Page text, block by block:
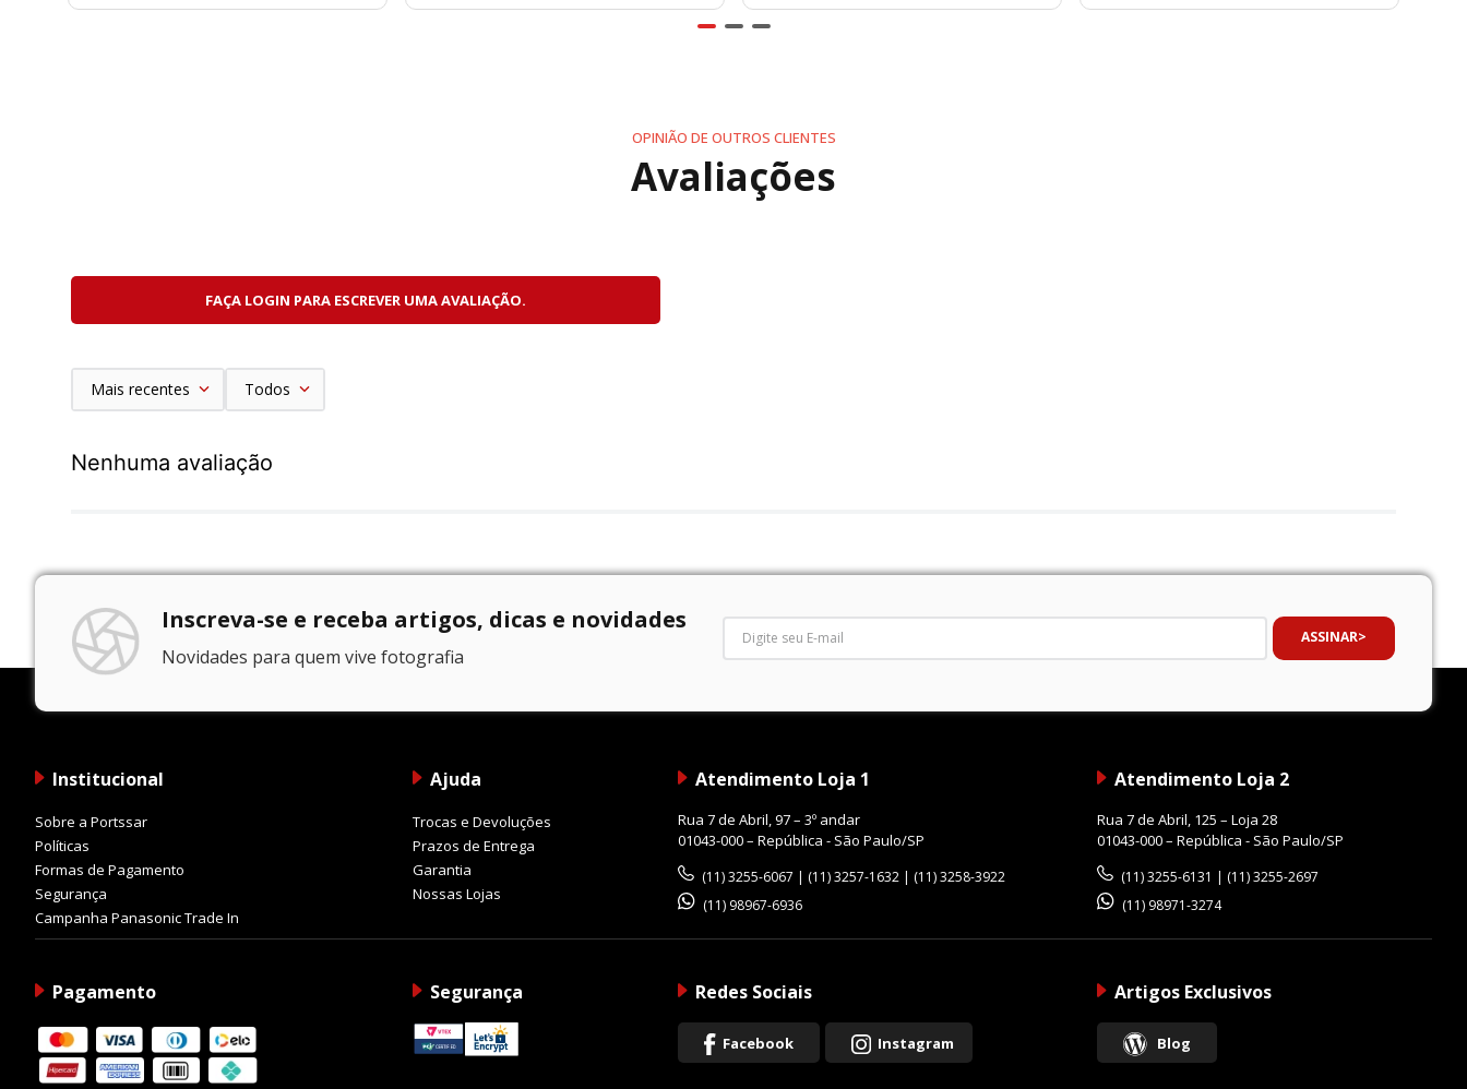
OPINIÃO DE OUTROS CLIENTES
Avaliações
FAÇA LOGIN PARA ESCREVER UMA AVALIAÇÃO.
Mais recentes Todos
Nenhuma avaliação
Inscreva-se e receba artigos, dicas e novidades
Novidades para quem vive fotografia
ASSINAR
Institucional
Sobre a Portssar
Políticas
Formas de Pagamento
Segurança
Campanha Panasonic Trade In
Ajuda
Trocas e Devoluções
Prazos de Entrega
Garantia
Nossas Lojas
Atendimento Loja 1
Rua 7 de Abril, 97 – 3º andar
01043-000 – República - São Paulo/SP
(11) 3255-6067 | (11) 3257-1632 | (11) 3258-3922
(11) 98967-6936
Atendimento Loja 2
Rua 7 de Abril, 125 – Loja 28
01043-000 – República - São Paulo/SP
(11) 3255-6131 | (11) 3255-2697
(11) 98971-3274
Pagamento Segurança Redes Sociais
Facebook Instagram
Artigos Exclusivos
Blog